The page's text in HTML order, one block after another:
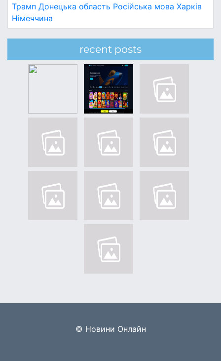
Трамп Донецька область Російська мова Харків
Німеччина
recent posts
© Новини Онлайн